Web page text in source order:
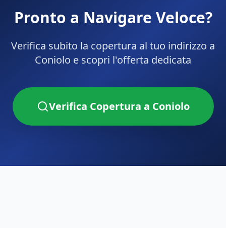
Pronto a Navigare Veloce?
Verifica subito la copertura al tuo indirizzo a
Coniolo e scopri l'offerta dedicata
Verifica Copertura a Coniolo